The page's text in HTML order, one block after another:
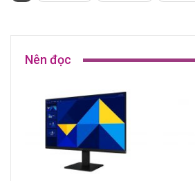
Nên đọc